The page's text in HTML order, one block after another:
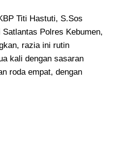
Titi Hastuti, S.Sos
Polres Kebumen,
razia ini rutin
kali dengan sasaran
roda empat, dengan